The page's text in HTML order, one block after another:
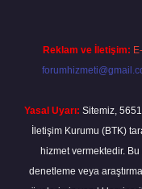
Reklam ve İletişim:
Yasal Uyarı: Sitemiz,
İletişim Kurumu (BTK)
hizmet vermektedir.
denetleme veya